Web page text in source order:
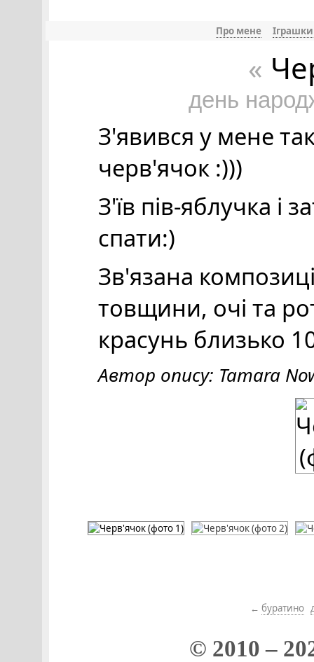
Про мене Іграшки
«
день
З'явився у мене
черв'ячок :)))
З'їв пів-яблучка і
спати:)
Зв'язана
товщини, очі та
красунь близько
Автор опису: Tamara
← буратино
© 2010 –